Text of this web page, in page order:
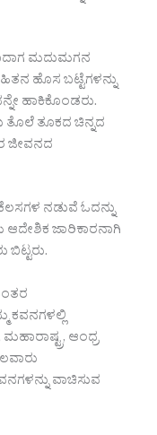
ಮದುಮಗನ
ಹೊಸ ಬಟ್ಟೆಗಳನ್ನು
ಹಾಕಿಕೊಂಡರು.
ತೊಲೆ ತೂಕದ ಚಿನ್ನದ
ಜೀವನದ
ನಡುವೆ ಓದನ್ನು
ಜಾರಿಕಾರನಾಗಿ
ಬಿಟ್ಟರು.
ಕವನಗಳಲ್ಲಿ
ಆಂಧ್ರ
ವಾಚಿಸುವ